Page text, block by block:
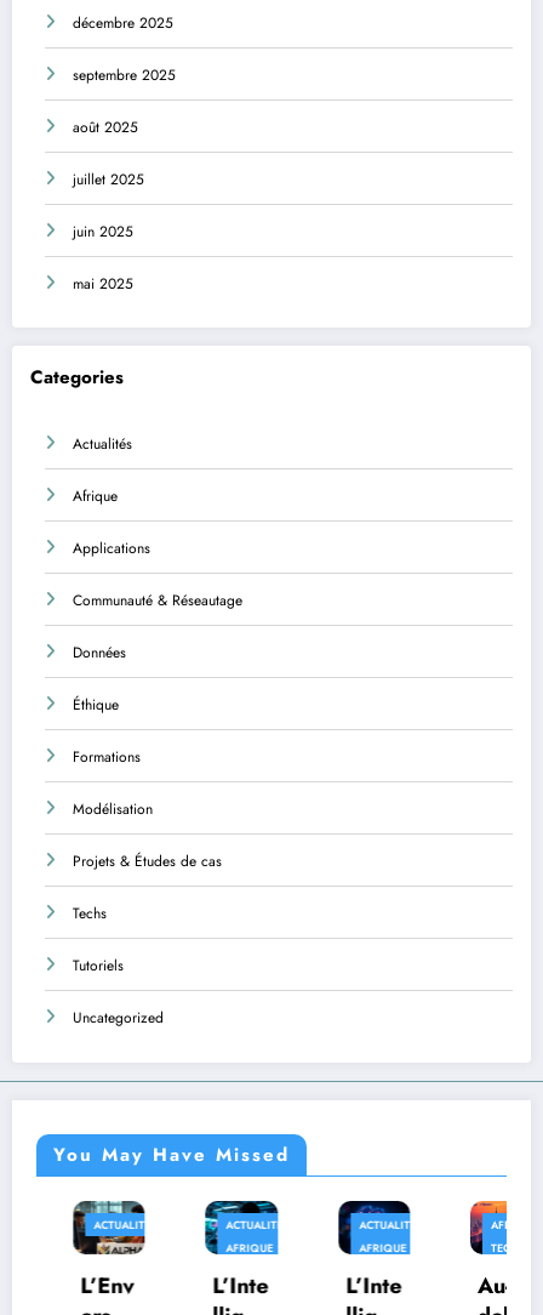
décembre 2025
septembre 2025
août 2025
juillet 2025
juin 2025
mai 2025
Categories
Actualités
Afrique
Applications
Communauté & Réseautage
Données
Éthique
Formations
Modélisation
Projets & Études de cas
Techs
Tutoriels
Uncategorized
You May Have Missed
ACTUALITÉS
L’Env
ACTUALITÉS
AFRIQUE
L’Inte
ACTUALITÉS
AFRIQUE
L’Inte
AFRIQUE
TECHS